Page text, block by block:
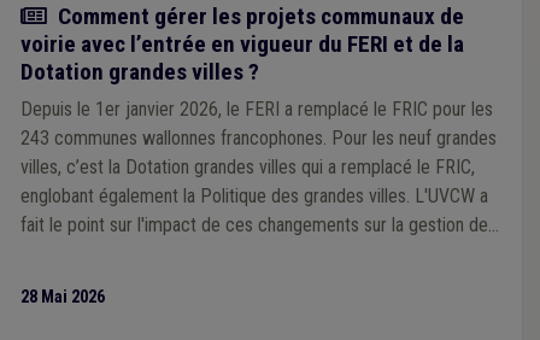
Article
Comment gérer les projets communaux de
voirie avec l’entrée en vigueur du FERI et de la
Dotation grandes villes ?
Depuis le 1er janvier 2026, le FERI a remplacé le FRIC pour les
243 communes wallonnes francophones. Pour les neuf grandes
villes, c’est la Dotation grandes villes qui a remplacé le FRIC,
englobant également la Politique des grandes villes. L'UVCW a
fait le point sur l'impact de ces changements sur la gestion des
28 Mai 2026